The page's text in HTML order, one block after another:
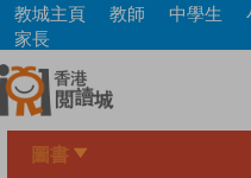
Skip
main
content
教城主頁 教師 中學生
家長
圖書